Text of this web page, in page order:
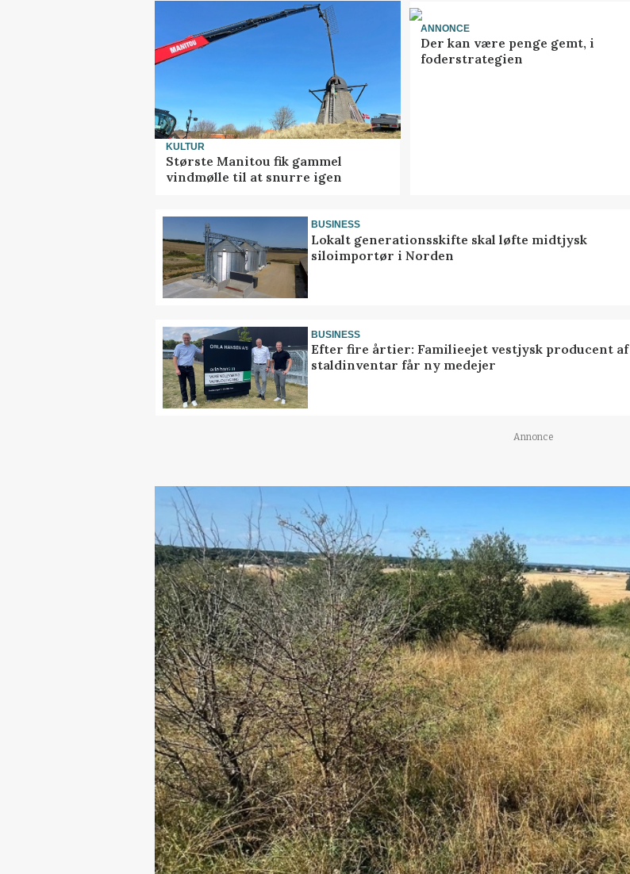
KULTUR
Største Manitou fik gammel
vindmølle til at snurre igen
ANNONCE
Der kan være penge gemt, i
foderstrategien
BUSINESS
Lokalt generationsskifte skal løfte midtjysk
siloimportør i Norden
BUSINESS
Efter fire årtier: Familieejet vestjysk producent af
staldinventar får ny medejer
Annonce